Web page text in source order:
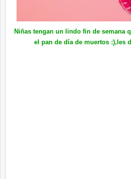
Niñas tengan un lindo fin de semana
el pan de día de muertos :),les